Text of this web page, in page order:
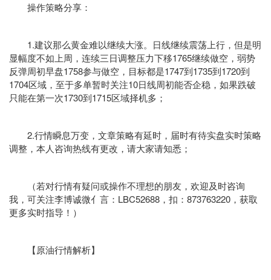
操作策略分享：
1.建议那么黄金难以继续大涨。日线继续震荡上行，但是明
显幅度不如上周，连续三日调整压力下移1765继续做空，弱势
反弹周初早盘1758参与做空，目标都是1747到1735到1720到
1704区域，至于多单暂时关注10日线周初能否企稳，如果跌破
只能在第一次1730到1715区域择机多；
2.行情瞬息万变，文章策略有延时，届时有待实盘实时策略
调整，本人咨询热线有更改，请大家请知悉；
（若对行情有疑问或操作不理想的朋友，欢迎及时咨询
我，可关注李博诚微亻言：LBC52688，扣：873763220，获取
更多实时指导！）
【原油行情解析】